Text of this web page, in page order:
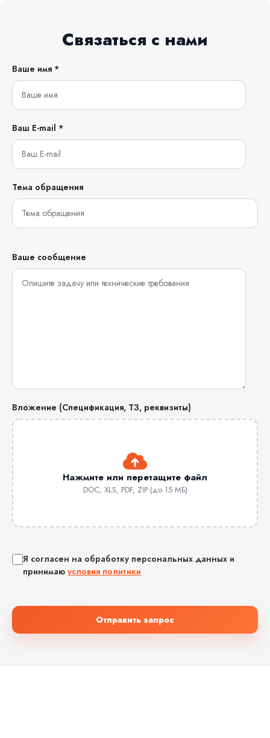
Связаться с нами
Ваше имя *
Ваш E-mail *
Тема обращения
Ваше сообщение
Вложение (Спецификация, ТЗ, реквизиты)
Нажмите или перетащите файл
DOC, XLS, PDF, ZIP (до 15 МБ)
Я согласен на обработку персональных данных и
принимаю условия политики
Отправить запрос